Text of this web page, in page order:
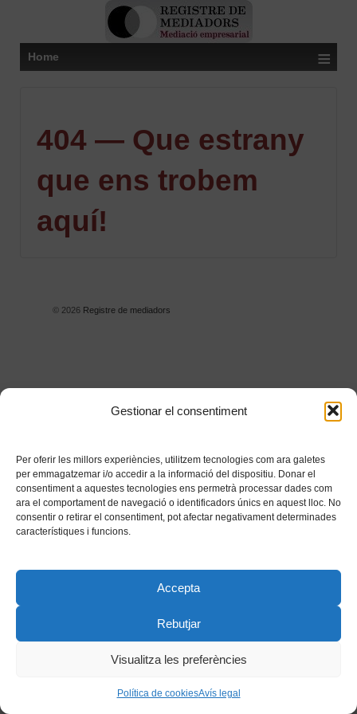
Gestionar el consentiment
Per oferir les millors experiències, utilitzem tecnologies com ara galetes
per emmagatzemar i/o accedir a la informació del dispositiu. Donar el
consentiment a aquestes tecnologies ens permetrà processar dades com
ara el comportament de navegació o identificadors únics en aquest lloc. No
consentir o retirar el consentiment, pot afectar negativament determinades
característiques i funcions.
Accepta
Rebutjar
Visualitza les preferències
Política de cookiesAvís legal
Home ≡
404 — Que estrany
que ens trobem
aquí!
© 2026Registre de mediadors